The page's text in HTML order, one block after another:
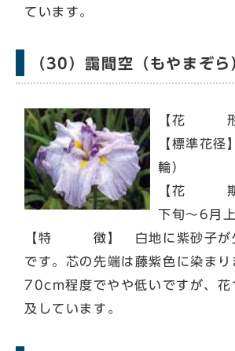
ています。
（30）靄間空（もやまぞら
【花 形
【標準花
輪）
【花 期
下旬～6月上
【特 徴】 白地に紫砂子が
です。芯の先端は藤紫色に染まり
70cm程度でやや低いですが、花
及しています。